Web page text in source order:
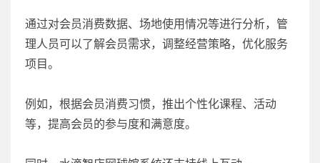
通过对会员消费数据、场地使用情况等进行分析，管
理人员可以了解会员需求，调整经营策略，优化服务
项目。
例如，根据会员消费习惯，推出个性化课程、活动
等，提高会员的参与度和满意度。